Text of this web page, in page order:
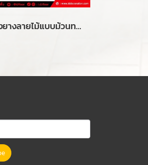
กระเบื้องยางลายไม้แบบม้วนทากาว รุ่น ID-ML ความหนา 1.6 mm.